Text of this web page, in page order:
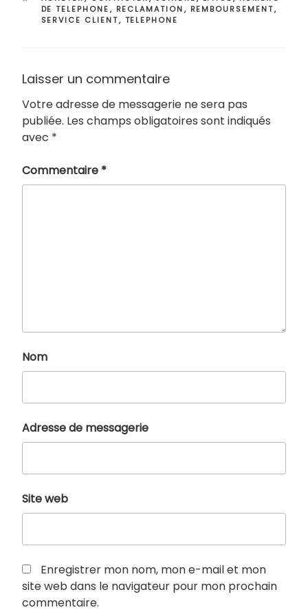
DE TELEPHONE, RECLAMATION, REMBOURSEMENT,
SERVICE CLIENT, TELEPHONE
Laisser un commentaire
Votre adresse de messagerie ne sera pas
publiée. Les champs obligatoires sont indiqués
avec *
Commentaire *
Nom
Adresse de messagerie
Site web
Enregistrer mon nom, mon e-mail et mon
site web dans le navigateur pour mon prochain
commentaire.